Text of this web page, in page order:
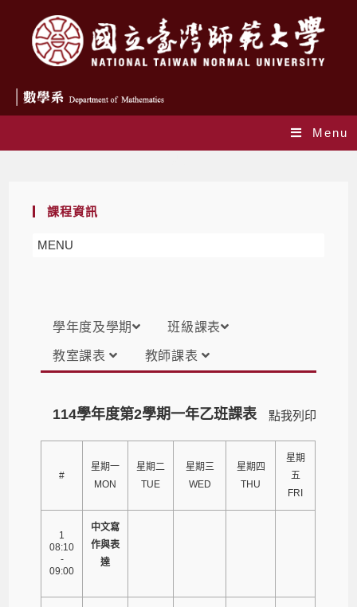
Menu
課程資訊
MENU
學年度及學期 班級課表
教室課表 教師課表
點我列印
114學年度第2學期一年乙班課表
#
星期一
MON
星期二
TUE
星期三
WED
星期四
THU
星期
五
FRI
1
08:10
-
09:00
中文寫
作與表
達